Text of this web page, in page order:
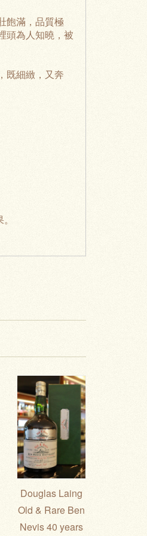
飽滿，品質極
頭為人知曉，被
既細緻，又奔
Douglas Laing
Old & Rare Ben
Nevis 40 years